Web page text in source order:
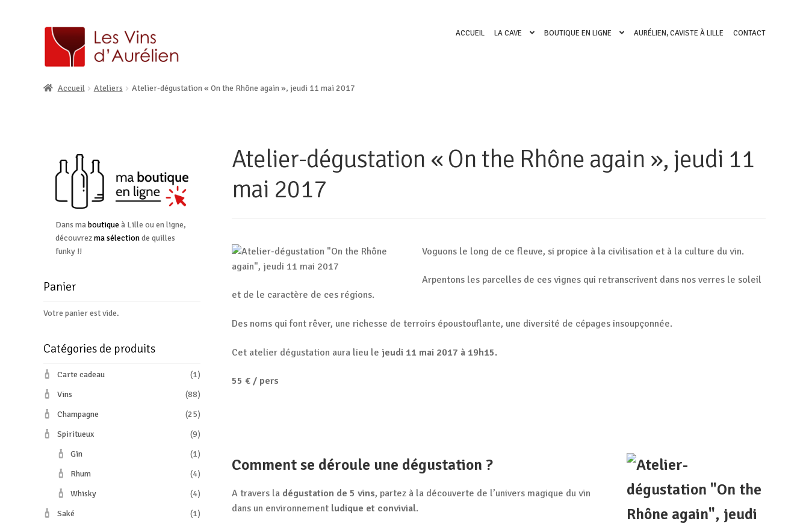
ACCUEIL LA CAVE BOUTIQUE EN LIGNE AURÉLIEN, CAVISTE À LILLE CONTACT
Accueil Ateliers Atelier-dégustation « On the Rhône again », jeudi 11 mai 2017
Atelier-dégustation « On the Rhône again », jeudi 11
mai 2017
Voguons le long de ce fleuve, si propice à la civilisation et à la culture du vin.
Arpentons les parcelles de ces vignes qui retranscrivent dans nos verres le soleil
et de le caractère de ces régions.
Des noms qui font rêver, une richesse de terroirs époustouflante, une diversité de cépages insoupçonnée.
Cet atelier dégustation aura lieu le jeudi 11 mai 2017 à 19h15.
55 € / pers
Comment se déroule une dégustation ?
A travers la dégustation de 5 vins, partez à la découverte de l’univers magique du vin
dans un environnement ludique et convivial.
Dans maboutiqueà Lille ou en ligne,
découvrezma sélectionde quilles
funky !!
Panier
Votre panier est vide.
Catégories de produits
Carte cadeau
(1)
Vins
(88)
Champagne
(25)
Spiritueux
(9)
Gin
(1)
Rhum
(4)
Whisky
(4)
Saké
(1)